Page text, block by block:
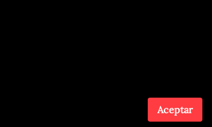
Aceptar